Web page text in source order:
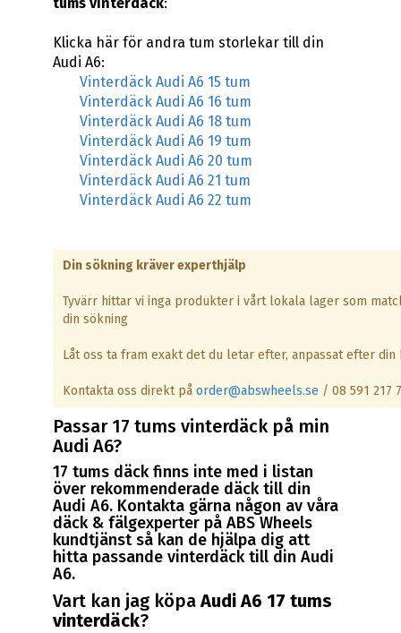
tums vinterdäck:
Klicka här för andra tum storlekar till din
Audi A6:
Vinterdäck Audi A6 15 tum
Vinterdäck Audi A6 16 tum
Vinterdäck Audi A6 18 tum
Vinterdäck Audi A6 19 tum
Vinterdäck Audi A6 20 tum
Vinterdäck Audi A6 21 tum
Vinterdäck Audi A6 22 tum
Din sökning kräver experthjälp
Tyvärr hittar vi inga produkter i vårt lokala lager som
din sökning
Låt oss ta fram exakt det du letar efter, anpassat efter din
Kontakta oss direkt påorder@abswheels.se / 08 591 217
Passar 17 tums vinterdäck på min
Audi A6?
17 tums däck finns inte med i listan
över rekommenderade däck till din
Audi A6. Kontakta gärna någon av våra
däck & fälgexperter på ABS Wheels
kundtjänst så kan de hjälpa dig att
hitta passande vinterdäck till din Audi
A6.
Vart kan jag köpaAudi A6 17 tums
vinterdäck?